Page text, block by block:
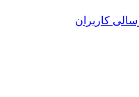
کاربران